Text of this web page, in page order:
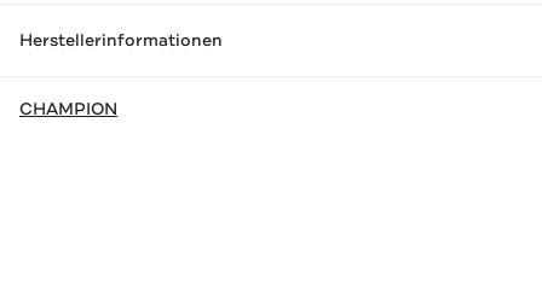
Herstellerinformationen
CHAMPION